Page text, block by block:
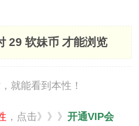
29 软妹币 才能浏览
就能看到本性！
，点击》》》 开通VIP会